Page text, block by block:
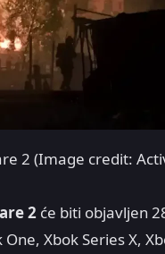
2 (Image credit:
2 će biti objavljen
One, Xbok Series X,